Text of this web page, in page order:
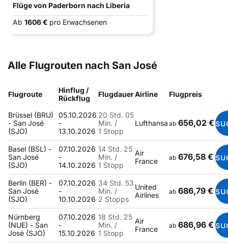
Flüge von Paderborn nach Liberia
Ab 1606 € pro Erwachsenen
Alle Flugrouten nach San José
Flugroute
Hinflug /
Rückflug
FlugdauerAirline Flugpreis
Brüssel (BRU)
- San José
(SJO)
05.10.2026
-
13.10.2026
20 Std. 05
Min. /
1 Stopp
Lufthansa ab 656,02 €
Basel (BSL) -
San José
(SJO)
07.10.2026
-
14.10.2026
14 Std. 25
Min. /
1 Stopp
Air
France
ab 676,58 €
Berlin (BER) -
San José
(SJO)
07.10.2026
-
10.10.2026
34 Std. 53
Min. /
2 Stopps
United
Airlines
ab 686,79 €
Nürnberg
(NUE) - San
José (SJO)
07.10.2026
-
15.10.2026
18 Std. 25
Min. /
1 Stopp
Air
France
ab 686,96 €